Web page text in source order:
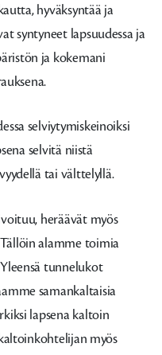
hyväksyntää ja
syntyneet lapsuudessa ja
ja kokemani
selviytymiskeinoiksi
selvitä niistä
tai välttelyllä.
heräävät myös
alamme toimia
Yleensä tunnelukot
samankaltaisia
lapsena kaltoin
myös